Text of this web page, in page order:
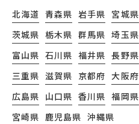
北海道 青森県 岩手県 宮城県
茨城県 栃木県 群馬県 埼玉県
富山県 石川県 福井県 長野県
三重県 滋賀県 京都府 大阪府
広島県 山口県 香川県 福岡県
宮崎県 鹿児島県 沖縄県